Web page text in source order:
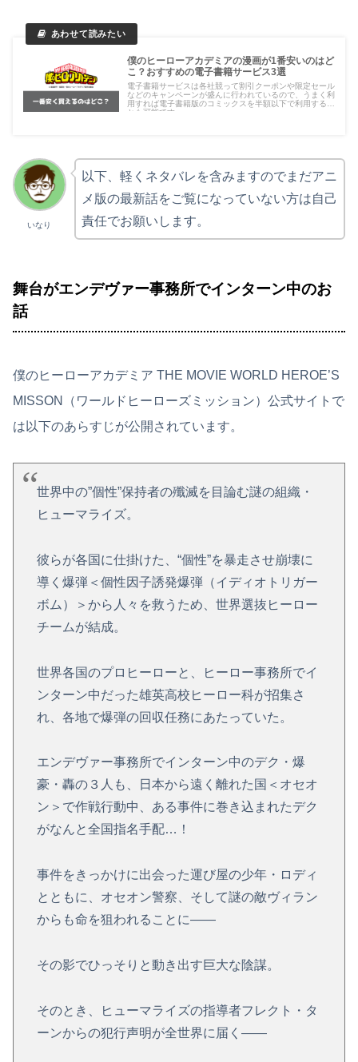
僕のヒーローアカデミアの漫画が1番安いのはど
こ？おすすめの電子書籍サービス3選
電子書籍サービスは各社競って割引クーポンや限定セール
などのキャンペーンが盛んに行われているので、うまく利
用すれば電子書籍版のコミックスを半額以下で利用するこ
とも可能です。
いなり
以下、軽くネタバレを含みますのでまだアニ
メ版の最新話をご覧になっていない方は自己
責任でお願いします。
舞台がエンデヴァー事務所でインターン中のお
話
僕のヒーローアカデミア THE MOVIE WORLD HEROE’S
MISSON（ワールドヒーローズミッション）公式サイトで
は以下のあらすじが公開されています。
世界中の”個性”保持者の殲滅を目論む謎の組織・
ヒューマライズ。
彼らが各国に仕掛けた、“個性”を暴走させ崩壊に
導く爆弾＜個性因子誘発爆弾（イディオトリガー
ボム）＞から人々を救うため、世界選抜ヒーロー
チームが結成。
世界各国のプロヒーローと、ヒーロー事務所でイ
ンターン中だった雄英高校ヒーロー科が招集さ
れ、各地で爆弾の回収任務にあたっていた。
エンデヴァー事務所でインターン中のデク・爆
豪・轟の３人も、日本から遠く離れた国＜オセオ
ン＞で作戦行動中、ある事件に巻き込まれたデク
がなんと全国指名手配…！
事件をきっかけに出会った運び屋の少年・ロディ
とともに、オセオン警察、そして謎の敵ヴィラン
からも命を狙われることに――
その影でひっそりと動き出す巨大な陰謀。
そのとき、ヒューマライズの指導者フレクト・タ
ーンからの犯行声明が全世界に届く――